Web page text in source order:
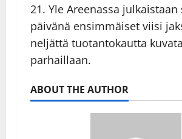
21. Yle Areenassa julkaistaan
päivänä ensimmäiset viisi
neljättä tuotantokautta
parhaillaan.
ABOUT THE AUTHOR